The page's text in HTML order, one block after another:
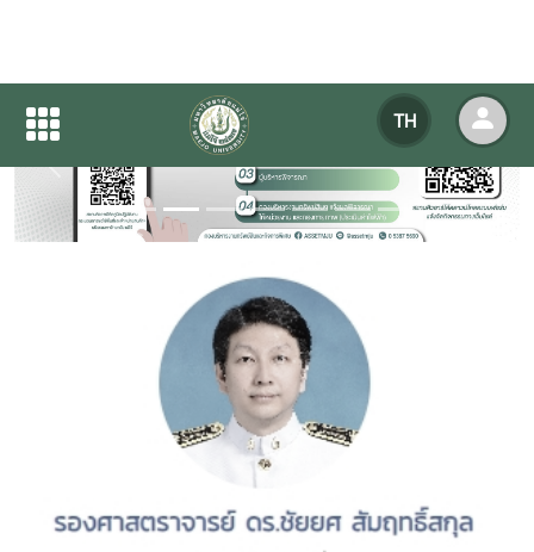
TH
Previous
Next